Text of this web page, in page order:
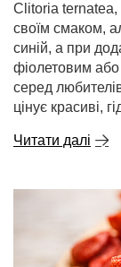
Clitoria ternatea,
своїм смаком,
синій, а при
фіолетовим або
серед
цінує красиві,
Читати далі